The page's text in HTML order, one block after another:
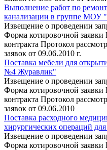
Выполнение работ по
канализации в группе
Извещение о проведении
Форма котировочной
контракта Протокол
заявок от 09.06.2010 г.
Поставка мебели для
№4 Журавлик"
Извещение о проведении
Форма котировочной
контракта Протокол
заявок от 09.06.2010
Поставка расходного
хирургических операций
Извещение о проведении
Форма котировочной